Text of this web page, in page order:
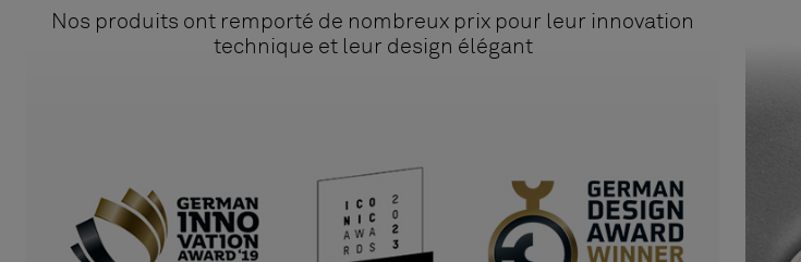
Nos produits ont remporté de nombreux prix pour leur innovation
technique et leur design élégant